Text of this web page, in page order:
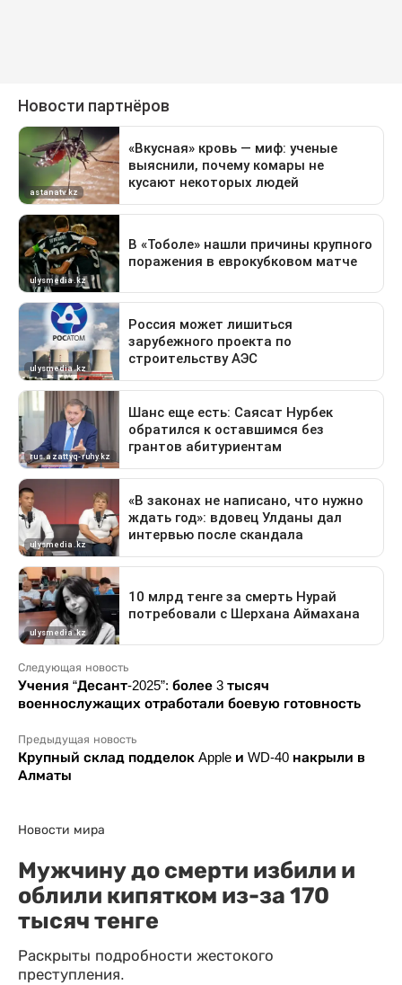
Следующая новость
Учения “Десант-2025”: более 3 тысяч
военнослужащих отработали боевую готовность
Предыдущая новость
Крупный склад подделок Apple и WD-40 накрыли в
Алматы
Новости мира
Мужчину до смерти избили и
облили кипятком из-за 170
тысяч тенге
Раскрыты подробности жестокого
преступления.